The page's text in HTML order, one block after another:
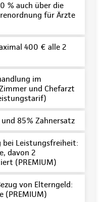
% auch über die
für Ärzte
400 € alle 2
im
und Chefarzt
85% Zahnersatz
Leistungsfreiheit:
davon 2
(PREMIUM)
von Elterngeld:
(PREMIUM)